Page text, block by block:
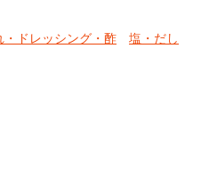
・ドレッシング・酢 塩・だし